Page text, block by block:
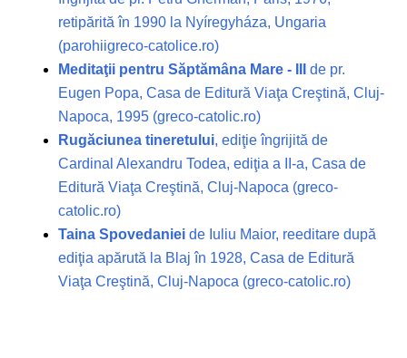
retipărită în 1990 la Nyíregyháza, Ungaria
(parohiigreco-catolice.ro)
Meditaţii pentru Săptămâna Mare - III
de pr.
Eugen Popa, Casa de Editură Viaţa Creştină, Cluj-
Napoca, 1995 (greco-catolic.ro)
Rugăciunea tineretului, ediţie îngrijită de
Cardinal Alexandru Todea, ediţia a II-a, Casa de
Editură Viaţa Creştină, Cluj-Napoca (greco-
catolic.ro)
Taina Spovedaniei de Iuliu Maior, reeditare după
ediţia apărută la Blaj în 1928, Casa de Editură
Viaţa Creştină, Cluj-Napoca (greco-catolic.ro)